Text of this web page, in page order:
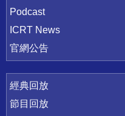
Podcast
ICRT News
官網公告
經典回放
節目回放